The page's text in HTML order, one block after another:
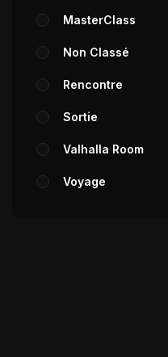
MasterClass
Non Classé
Rencontre
Sortie
Valhalla Room
Voyage